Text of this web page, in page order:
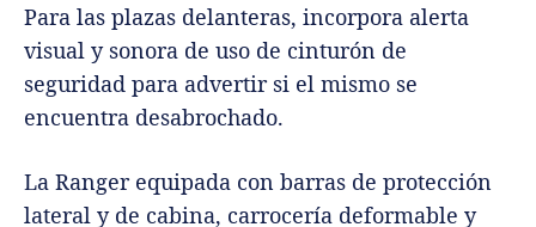
Para las plazas delanteras, incorpora alerta
visual y sonora de uso de cinturón de
seguridad para advertir si el mismo se
encuentra desabrochado.
La Ranger equipada con barras de protección
lateral y de cabina, carrocería deformable y